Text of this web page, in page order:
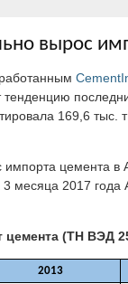
вырос
169,6
импорта цемента
месяца 2017
цемента (ТН ВЭД
2013